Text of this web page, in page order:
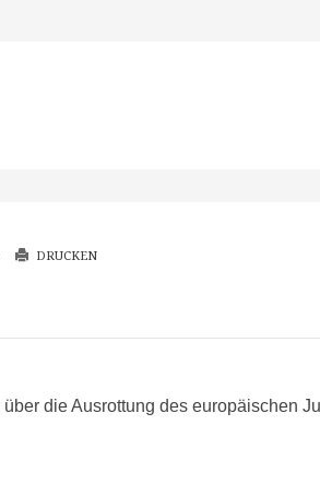
DRUCKEN
die Ausrottung des europäischen